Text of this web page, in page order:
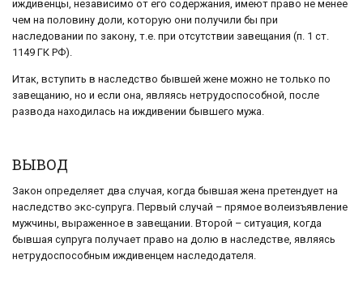
иждивенцы, независимо от его содержания, имеют право не менее
чем на половину доли, которую они получили бы при
наследовании по закону, т.е. при отсутствии завещания (п. 1 ст.
1149 ГК РФ).
Итак, вступить в наследство бывшей жене можно не только по
завещанию, но и если она, являясь нетрудоспособной, после
развода находилась на иждивении бывшего мужа.
ВЫВОД
Закон определяет два случая, когда бывшая жена претендует на
наследство экс-супруга. Первый случай – прямое волеизъявление
мужчины, выраженное в завещании. Второй – ситуация, когда
бывшая супруга получает право на долю в наследстве, являясь
нетрудоспособным иждивенцем наследодателя.